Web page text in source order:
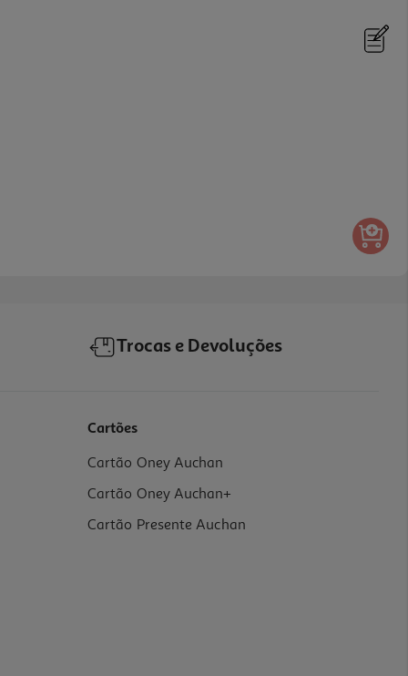
Trocas e Devoluções
Cartões
Cartão Oney Auchan
Cartão Oney Auchan+
Cartão Presente Auchan